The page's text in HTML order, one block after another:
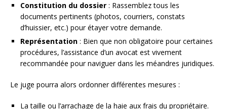
Constitution du dossier : Rassemblez tous les
documents pertinents (photos, courriers, constats
d’huissier, etc.) pour étayer votre demande.
Représentation : Bien que non obligatoire pour certaines
procédures, l’assistance d’un avocat est vivement
recommandée pour naviguer dans les méandres juridiques.
Le juge pourra alors ordonner différentes mesures :
La taille ou l’arrachage de la haie aux frais du propriétaire.